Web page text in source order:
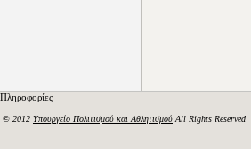
Πληροφορίες
© 2012 Υπουργείο Πολιτισμού και Αθλητισμού All Rights Reserved